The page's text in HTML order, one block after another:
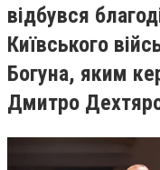
відбувся
Київського
Богуна, яким
Дмитро